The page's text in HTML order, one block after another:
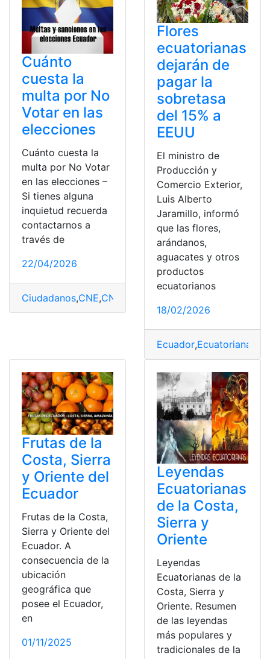
Cuánto
cuesta la
multa por No
Votar en las
elecciones
Cuánto cuesta la
multa por No Votar
en las elecciones –
Si tienes alguna
inquietud recuerda
contactarnos a
través de
22/04/2026
Ciudadanos,CNE,CNE App
Flores
ecuatorianas
dejarán de
pagar la
sobretasa
del 15% a
EEUU
El ministro de
Producción y
Comercio Exterior,
Luis Alberto
Jaramillo, informó
que las flores,
arándanos,
aguacates y otros
productos
ecuatorianos
18/02/2026
Ecuador,Ecuatorianas
Frutas de la
Costa, Sierra
y Oriente del
Ecuador
Frutas de la Costa,
Sierra y Oriente del
Ecuador. A
consecuencia de la
ubicación
geográfica que
posee el Ecuador,
en
01/11/2025
Leyendas
Ecuatorianas
de la Costa,
Sierra y
Oriente
Leyendas
Ecuatorianas de la
Costa, Sierra y
Oriente. Resumen
de las leyendas
más populares y
tradicionales de la